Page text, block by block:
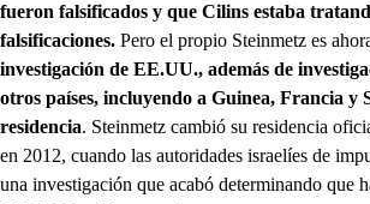
fueron falsificados y que Cilins estaba
falsificaciones. Pero el propio Steinmetz es
investigación de EE.UU., además de
otros países, incluyendo a Guinea, Francia y
residencia. Steinmetz cambió su residencia
en 2012, cuando las autoridades israelíes de
una investigación que acabó determinando que